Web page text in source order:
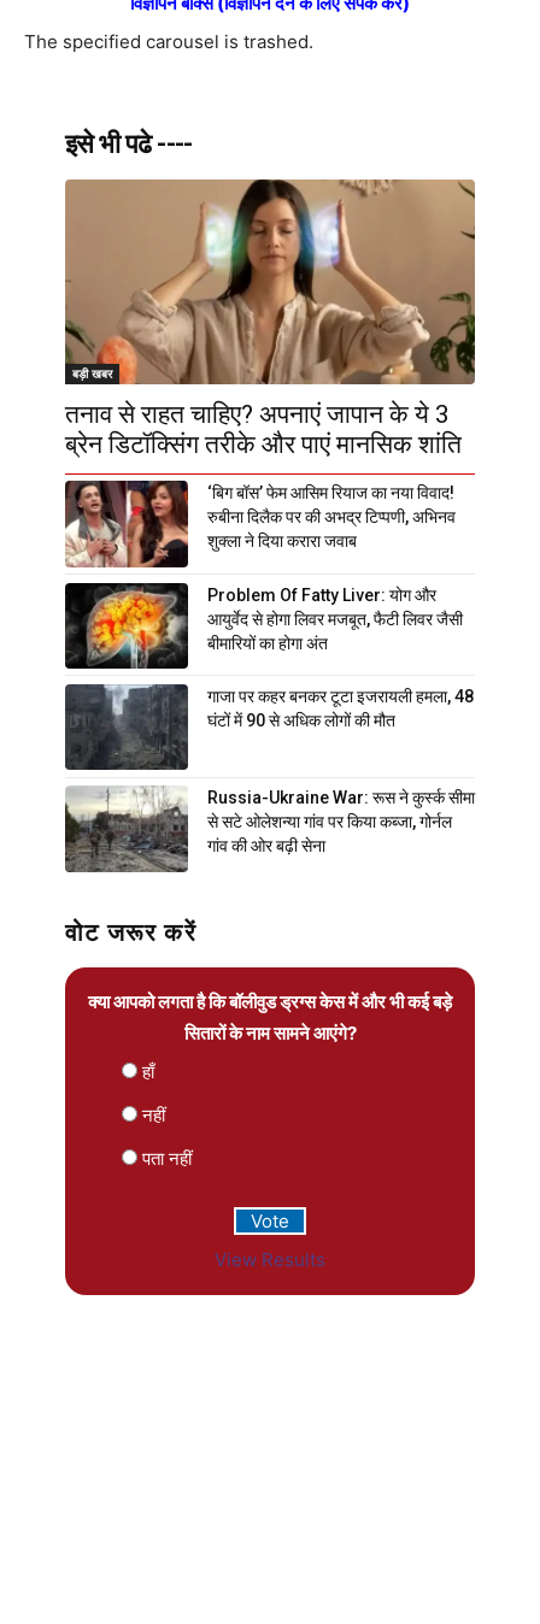
The specified carousel is trashed.
इसे भी पढे ----
बड़ी खबर
तनाव से राहत चाहिए? अपनाएं जापान के ये 3
ब्रेन डिटॉक्सिंग तरीके और पाएं मानसिक शांति
‘बिग बॉस’ फेम आसिम रियाज का नया विवाद!
रुबीना दिलैक पर की अभद्र टिप्पणी, अभिनव
शुक्ला ने दिया करारा जवाब
Problem Of Fatty Liver: योग और
आयुर्वेद से होगा लिवर मजबूत, फैटी लिवर जैसी
बीमारियों का होगा अंत
गाजा पर कहर बनकर टूटा इजरायली हमला, 48
घंटों में 90 से अधिक लोगों की मौत
Russia-Ukraine War: रूस ने कुर्स्क सीमा
से सटे ओलेशन्या गांव पर किया कब्जा, गोर्नल
गांव की ओर बढ़ी सेना
वोट जरूर करें
क्या आपको लगता है कि बॉलीवुड ड्रग्स केस में और भी कई बड़े
सितारों के नाम सामने आएंगे?
हाँ
नहीं
पता नहीं
View Results